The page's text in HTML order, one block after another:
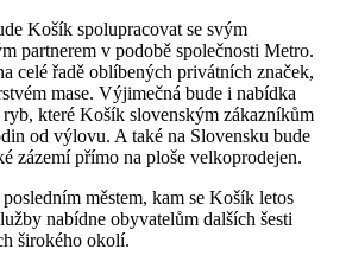
Košík spolupracovat se svým
partnerem v podobě společnosti Metro.
celé řadě oblíbených privátních značek,
mase. Výjimečná bude i nabídka
které Košík slovenským zákazníkům
od výlovu. A také na Slovensku bude
zázemí přímo na ploše velkoprodejen.
městem, kam se Košík letos
nabídne obyvatelům dalších šesti
širokého okolí.